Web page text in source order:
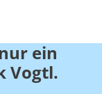
ein
Vogtl.